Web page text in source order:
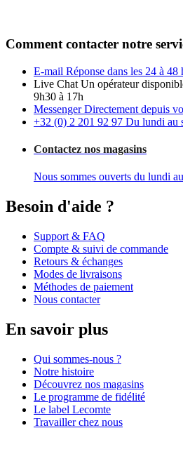
Comment contacter notre
E-mail Réponse dans les 24 à 48
Live Chat Un opérateur
9h30 à 17h
Messenger Directement depuis
+32 (0) 2 201 92 97 Du lundi au
Contactez nos magasins
Nous sommes ouverts du lundi
Besoin d'aide ?
Support & FAQ
Compte & suivi de commande
Retours & échanges
Modes de livraisons
Méthodes de paiement
Nous contacter
En savoir plus
Qui sommes-nous ?
Notre histoire
Découvrez nos magasins
Le programme de fidélité
Le label Lecomte
Travailler chez nous